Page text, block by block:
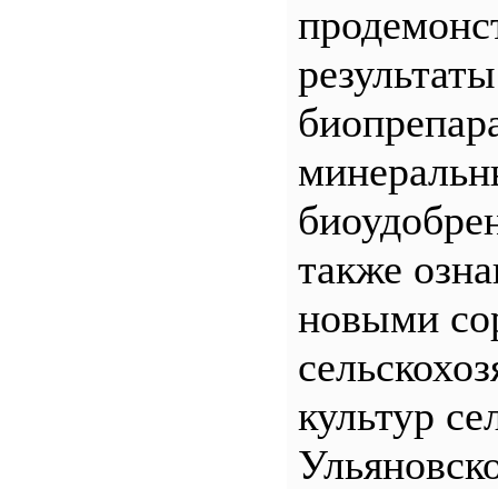
также
новыми
культур